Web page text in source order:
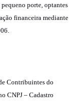
pequeno porte, optantes
financeira mediante
Contribuintes do
CNPJ – Cadastro